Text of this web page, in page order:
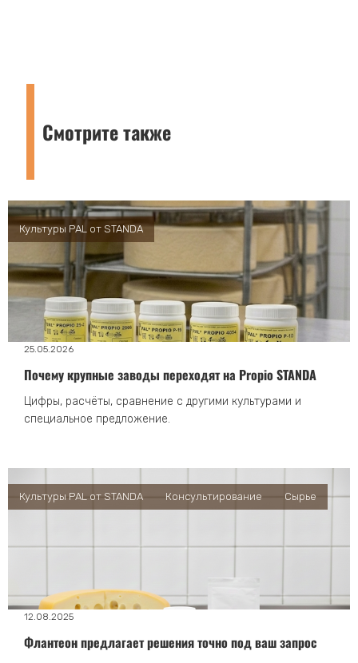
Смотрите также
Культуры PAL от STANDA
25.05.2026
Почему крупные заводы переходят на Propio STANDA
Цифры, расчёты, сравнение с другими культурами и
специальное предложение.
Культуры PAL от STANDA Консультирование Сырье
12.08.2025
Флантеон предлагает решения точно под ваш запрос